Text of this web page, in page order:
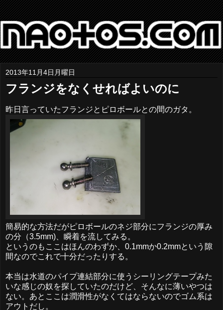
2013年11月4日月曜日
フランジをなくせればよいのに
昨日言っていたフランジとピロボールとの間のガタ。
簡易的な方法だがピロボールのネジ部分にフランジの厚み
の分（3.5mm)、瞬着を流してみる。
というのもここはほんのわずか、0.1mmか0.2mmという隙
間なのでこれで十分だったりする。
本当は水道のパイプ連結部分に使うシーリングテープみた
いな感じの奴を探していたのだけど、そんなに薄いやつは
ない。あとここは潤滑性がなくてはならないのでゴム系は
アウトだし。